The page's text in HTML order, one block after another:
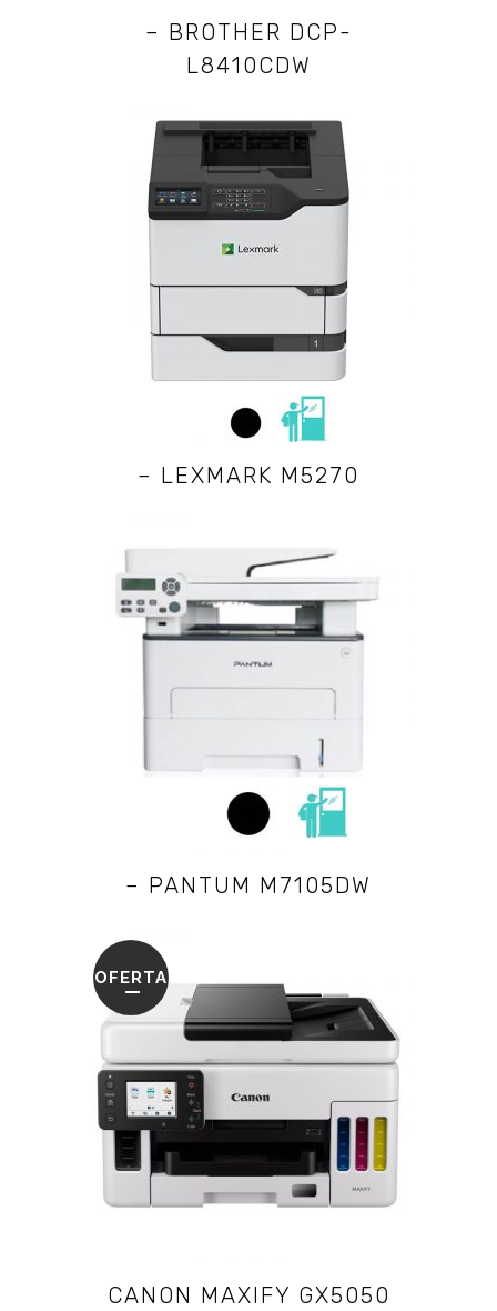
– BROTHER DCP-
L8410CDW
– LEXMARK M5270
– PANTUM M7105DW
OFERTA
CANON MAXIFY GX5050